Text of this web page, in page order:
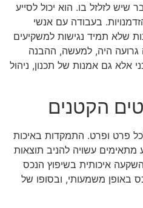
שיש לזלזל בו. הוא יכול לסייע
בעבודה עם אנשי
שלא תמיד נגישות למשקיעים
היה, למעשה, ההבנה
אלא גם אמנות של תכנון, ניהול
הקטנים
פרט ופרט. התמקדות באיכות
עשויה להניב תוצאות
איכותית בשיפוץ הנכס
באופן משמעותי, ובסופו של